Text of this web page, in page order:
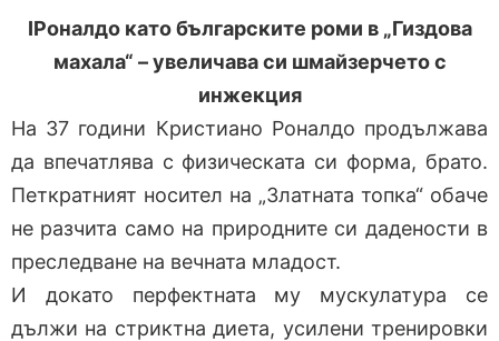
IРоналдо като българските роми в „Гиздова
махала“ – увеличава си шмайзерчето с
инжекция
На 37 години Кристиано Роналдо продължава
да впечатлява с физическата си форма, брато.
Петкратният носител на „Златната топка“ обаче
не разчита само на природните си дадености в
преследване на вечната младост.
И докато перфектната му мускулатура се
дължи на стриктна диета, усилени тренировки